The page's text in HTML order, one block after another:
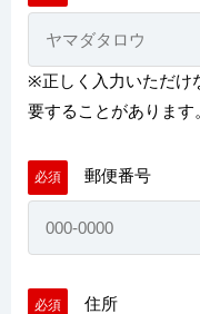
※正しく入力いただけ
要すること があります
必須 郵便番号
必須 住所